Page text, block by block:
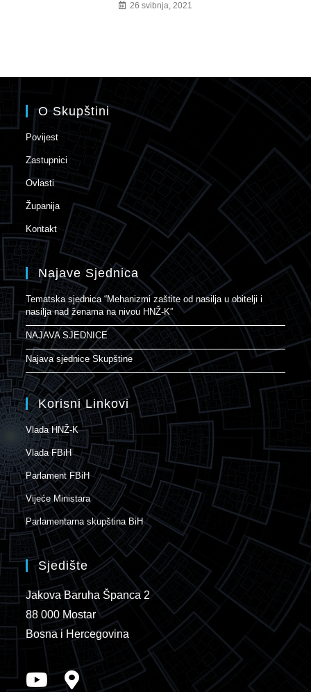
26 svibnja, 2021
O Skupštini
Povijest
Zastupnici
Ovlasti
Županija
Kontakt
Najave Sjednica
Tematska sjednica “Mehanizmi zaštite od nasilja u obitelji i
nasilja nad ženama na nivou HNŽ-K”
NAJAVA SJEDNICE
Najava sjednice Skupštine
Korisni Linkovi
Vlada HNŽ-K
Vlada FBiH
Parlament FBiH
Vijeće Ministara
Parlamentarna skupština BiH
Sjedište
Jakova Baruha Španca 2
88 000 Mostar
Bosna i Hercegovina